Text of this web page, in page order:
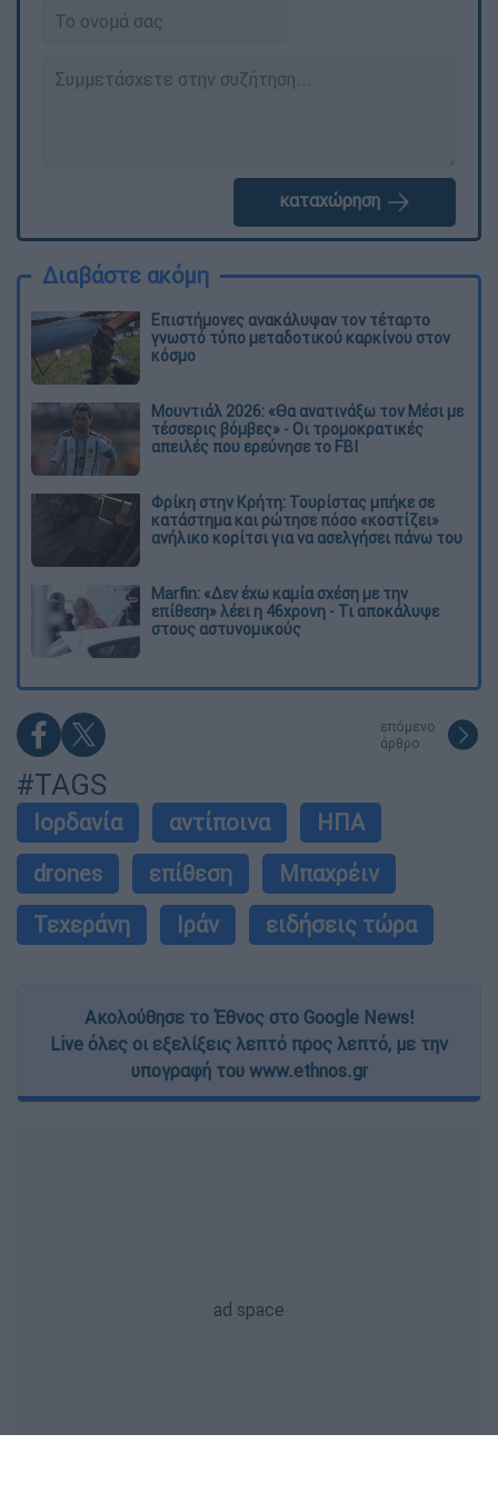
καταχώρηση
Διαβάστε ακόμη
Επιστήμονες ανακάλυψαν τον τέταρτο
γνωστό τύπο μεταδοτικού καρκίνου στον
κόσμο
Μουντιάλ 2026: «Θα ανατινάξω τον Μέσι με
τέσσερις βόμβες» - Οι τρομοκρατικές
απειλές που ερεύνησε το FBI
Φρίκη στην Κρήτη: Τουρίστας μπήκε σε
κατάστημα και ρώτησε πόσο «κοστίζει»
ανήλικο κορίτσι για να ασελγήσει πάνω του
Marfin: «Δεν έχω καμία σχέση με την
επίθεση» λέει η 46χρονη - Τι αποκάλυψε
στους αστυνομικούς
επόμενο
άρθρο
#TAGS
Ιορδανία αντίποινα
ΗΠΑ
drones
επίθεση
Μπαχρέιν
Τεχεράνη
Ιράν ειδήσεις τώρα
Ακολούθησε το Έθνος στο Google News!
Live όλες οι εξελίξεις λεπτό προς λεπτό, με την
υπογραφή του www.ethnos.gr